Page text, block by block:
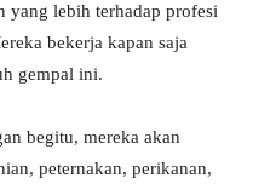
yang lebih terhadap profesi
bekerja kapan saja
gempal ini.
begitu, mereka akan
peternakan, perikanan,